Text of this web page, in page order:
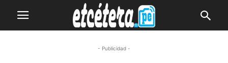
- Publicidad -